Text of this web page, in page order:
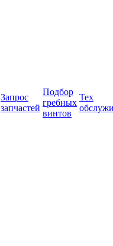
Запрос
запчастей
Подбор
гребных
винтов
Тех